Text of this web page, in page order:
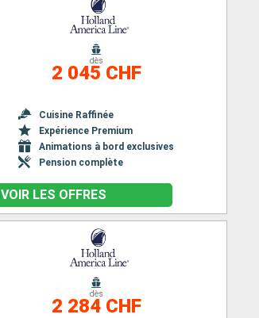
dès
2 045 CHF
Cuisine Raffinée
Expérience Premium
Animations à bord exclusives
Pension complète
VOIR LES OFFRES
dès
2 284 CHF